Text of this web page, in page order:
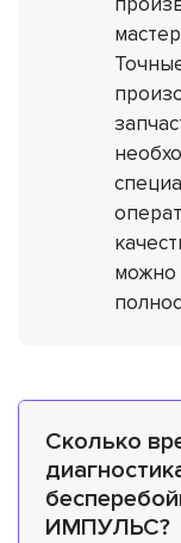
можно
Сколько
ИМПУЛЬС?